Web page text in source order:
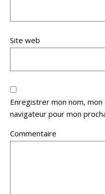
Site web
Enregistrer mon nom,
navigateur pour mon
Commentaire